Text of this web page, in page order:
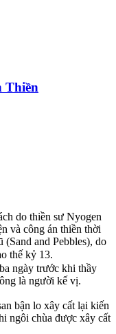
Thiền
do thiền sư Nyogen
và công án thiền thời
(Sand and Pebbles), do
thế kỷ 13.
ngày trước khi thầy
là người kế vị.
bận lo xây cất lại kiến
ngôi chùa được xây cất